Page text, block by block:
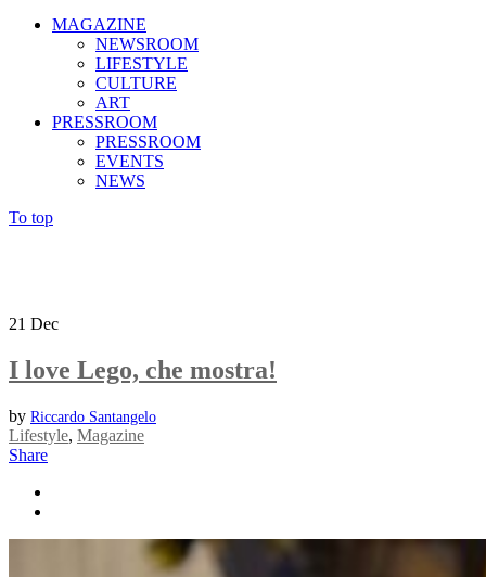
MAGAZINE
NEWSROOM
LIFESTYLE
CULTURE
ART
PRESSROOM
PRESSROOM
EVENTS
NEWS
To top
21 Dec
I love Lego, che mostra!
by Riccardo Santangelo
Lifestyle, Magazine
Share